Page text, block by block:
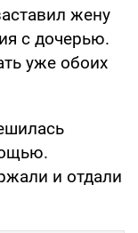
жену
с дочерью.
уже обоих
и отдали